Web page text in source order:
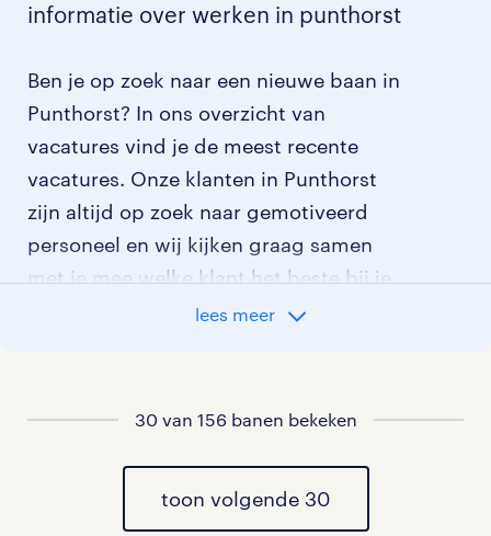
informatie over werken in punthorst
Ben je op zoek naar een nieuwe baan in
Punthorst? In ons overzicht van
vacatures vind je de meest recente
vacatures. Onze klanten in Punthorst
zijn altijd op zoek naar gemotiveerd
personeel en wij kijken graag samen
met je mee welke klant het beste bij je
vacatures in Dedemsvaart
vacatures in Balkbrug
lees meer
30 van 156 banen bekeken
toon volgende 30